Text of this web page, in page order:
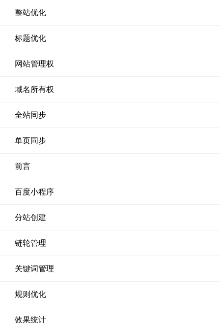
整站优化
标题优化
网站管理权
域名所有权
全站同步
单页同步
前言
百度小程序
分站创建
链轮管理
关键词管理
规则优化
效果统计